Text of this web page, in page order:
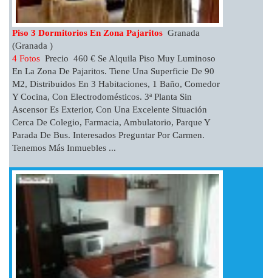
Piso 3 Dormitorios En Zona Pajaritos Granada
(Granada )
4 Fotos Precio 460 € Se Alquila Piso Muy Luminoso
En La Zona De Pajaritos. Tiene Una Superficie De 90
M2, Distribuidos En 3 Habitaciones, 1 Baño, Comedor
Y Cocina, Con Electrodomésticos. 3ª Planta Sin
Ascensor Es Exterior, Con Una Excelente Situación
Cerca De Colegio, Farmacia, Ambulatorio, Parque Y
Parada De Bus. Interesados Preguntar Por Carmen.
Tenemos Más Inmuebles ...